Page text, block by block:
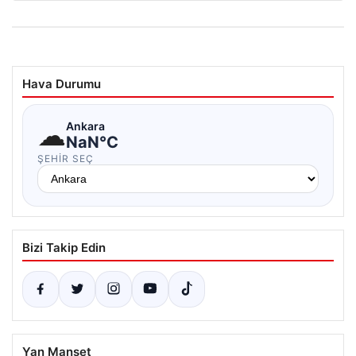
Hava Durumu
☁Ankara
NaN°C
ŞEHIR SEÇ
Bizi Takip Edin
Yan Manşet